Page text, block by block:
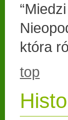
która
top